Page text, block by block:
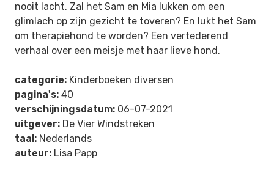
nooit lacht. Zal het Sam en Mia lukken om een
glimlach op zijn gezicht te toveren? En lukt het Sam
om therapiehond te worden? Een vertederend
verhaal over een meisje met haar lieve hond.
categorie: Kinderboeken diversen
pagina's: 40
verschijningsdatum: 06-07-2021
uitgever: De Vier Windstreken
taal: Nederlands
auteur: Lisa Papp